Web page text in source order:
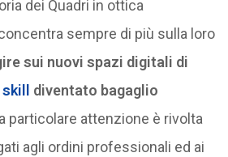
dei Quadri in ottica
sempre di più sulla loro
sui nuovi spazi digitali di
diventato bagaglio
particolare attenzione è rivolta
agli ordini professionali ed ai